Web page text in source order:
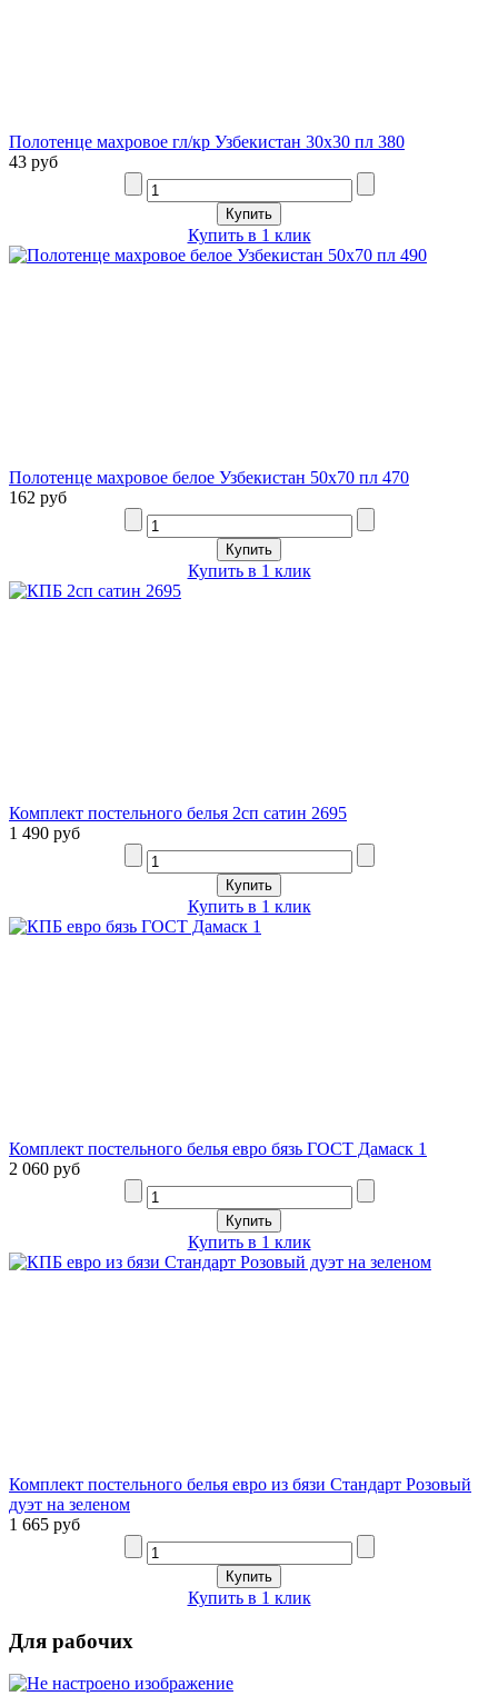
Полотенце махровое гл/кр Узбекистан 30х30 пл 380
43 руб
Купить в 1 клик
Полотенце махровое белое Узбекистан 50х70 пл 470
162 руб
Купить в 1 клик
Комплект постельного белья 2сп сатин 2695
1 490 руб
Купить в 1 клик
Комплект постельного белья евро бязь ГОСТ Дамаск 1
2 060 руб
Купить в 1 клик
Комплект постельного белья евро из бязи Стандарт Розовый
дуэт на зеленом
1 665 руб
Купить в 1 клик
Для рабочих